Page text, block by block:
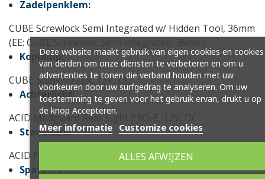
Zadelpenklem:
CUBE Screwlock Semi Integrated w/ Hidden Tool, 36mm
(EE: CUBE Screwlock Semi Integrated, 36mm)
Koplamp:
CUBE Shiny 50 Lux, 12V, DC
Achterlicht:
ACID Mudguard Rear Light PRO-E, 12V, DC
Standaard:
ACID FM Pure Kickstand
Spatborden:
Deze website maakt gebruik van eigen cookies en cookies
van derden om onze diensten te verbeteren en om u
advertenties te tonen die verband houden met uw
voorkeuren door uw surfgedrag te analyseren. Om uw
toestemming te geven voor het gebruik ervan, drukt u op
de knop Accepteren.
Meer informatie Customize cookies
ALLES AFWIJZEN